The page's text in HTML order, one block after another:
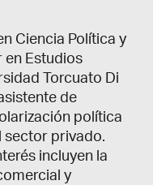
Ciencia Política y
en Estudios
Torcuato Di
de
política
sector privado.
incluyen la
y